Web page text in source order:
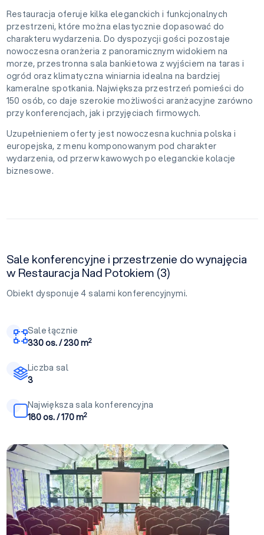
Restauracja oferuje kilka eleganckich i funkcjonalnych
przestrzeni, które można elastycznie dopasować do
charakteru wydarzenia. Do dyspozycji gości pozostaje
nowoczesna oranżeria z panoramicznym widokiem na
morze, przestronna sala bankietowa z wyjściem na taras i
ogród oraz klimatyczna winiarnia idealna na bardziej
kameralne spotkania. Największa przestrzeń pomieści do
150 osób, co daje szerokie możliwości aranżacyjne zarówno
przy konferencjach, jak i przyjęciach firmowych.
Uzupełnieniem oferty jest nowoczesna kuchnia polska i
europejska, z menu komponowanym pod charakter
wydarzenia, od przerw kawowych po eleganckie kolacje
biznesowe.
Sale konferencyjne i przestrzenie do wynajęcia
w Restauracja Nad Potokiem (3)
Obiekt dysponuje 4 salami konferencyjnymi.
Sale łącznie
330 os. / 230 m2
Liczba sal
3
Największa sala konferencyjna
180 os. / 170 m2
Zimowy Ogród